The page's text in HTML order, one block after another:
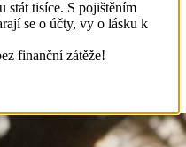
stát tisíce. S pojištěním
se o účty, vy o lásku k
finanční zátěže!